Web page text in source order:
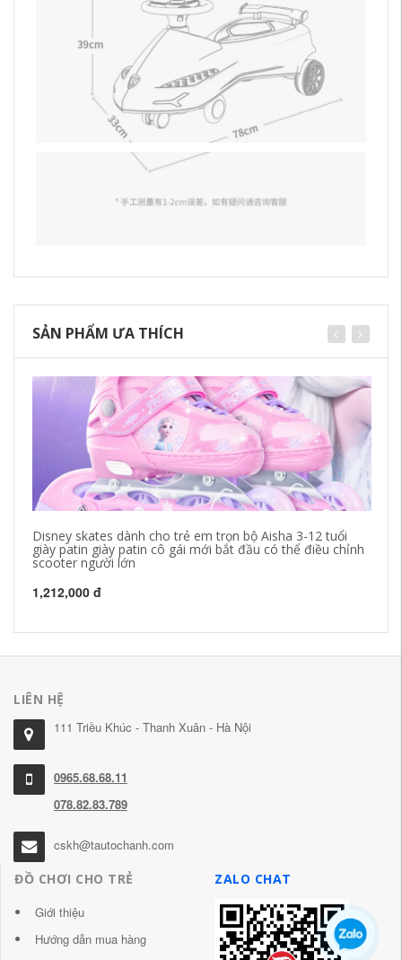
SẢN PHẨM ƯA THÍCH
Disney skates dành cho trẻ em trọn bộ Aisha 3-12 tuổi
giày patin giày patin cô gái mới bắt đầu có thể điều chỉnh
scooter người lớn
1,212,000 đ
LIÊN HỆ
111 Triều Khúc - Thanh Xuân - Hà Nội
0965.68.68.11
078.82.83.789
cskh@tautochanh.com
ĐỒ CHƠI CHO TRẺ
Giới thiệu
Hướng dẫn mua hàng
ZALO CHAT